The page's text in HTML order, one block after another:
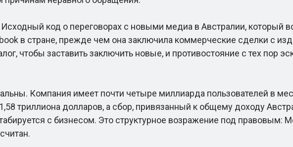
код о переговорах с новыми медиа в Австралии, который
в стране, прежде чем она заключила коммерческие сделки с
чтобы заставить заключить новые, и противостояние с тех пор
Компания имеет почти четыре миллиарда пользователей в
триллиона долларов, а сбор, привязанный к общему доходу
с бизнесом. Это структурное возражение под правовым: